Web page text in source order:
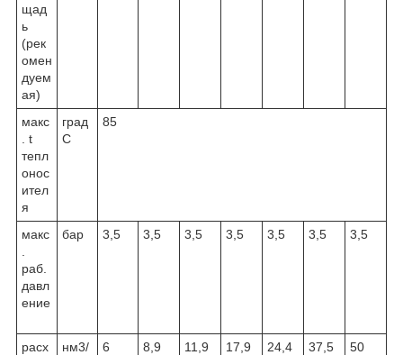
щад
ь
(рек
омен
дуем
ая)
макс
. t
тепл
онос
ител
я
град
С
85
макс
раб.
давл
ение
бар 3,5 3,5 3,5 3,5 3,5 3,5 3,5
расх
нм3/
6 8,9 11,9 17,9 24,4 37,5 50